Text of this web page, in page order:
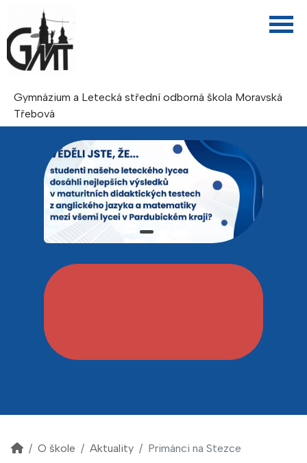
Gymnázium a Letecká střední odborná škola Moravská
Třebová
O škole Aktuality Primánci na Stezce